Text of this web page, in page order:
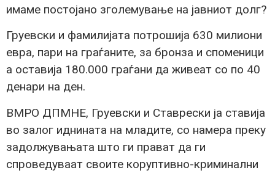
имаме постојано зголемување на јавниот долг?
Груевски и фамилијата потрошија 630 милиони
евра, пари на граѓаните, за бронза и споменици
а оставија 180.000 граѓани да живеат со по 40
денари на ден.
ВМРО ДПМНЕ, Груевски и Ставрески ја ставија
во залог иднината на младите, со намера преку
задолжувањата што ги прават да ги
спроведуваат своите коруптивно-криминални